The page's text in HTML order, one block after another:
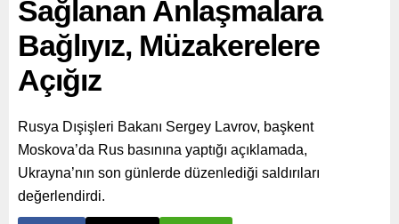
Sağlanan Anlaşmalara
Bağlıyız, Müzakerelere
Açığız
Rusya Dışişleri Bakanı Sergey Lavrov, başkent
Moskova’da Rus basınına yaptığı açıklamada,
Ukrayna’nın son günlerde düzenlediği saldırıları
değerlendirdi.